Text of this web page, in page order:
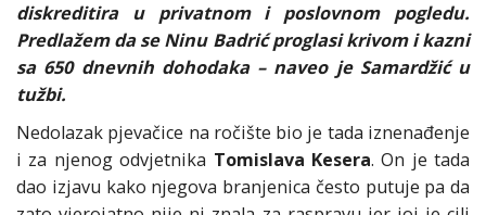
diskreditira u privatnom i poslovnom pogledu.
Predlažem da se Ninu Badrić proglasi krivom i kazni
sa 650 dnevnih dohodaka – naveo je Samardžić u
tužbi.
Nedolazak pjevačice na ročište bio je tada iznenađenje
i za njenog odvjetnika Tomislava Kesera. On je tada
dao izjavu kako njegova branjenica često putuje pa da